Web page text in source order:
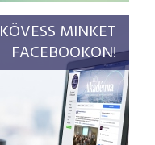
KÖVESS MINKET
FACEBOOKON!